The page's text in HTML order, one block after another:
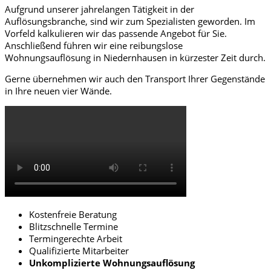
Aufgrund unserer jahrelangen Tätigkeit in der
Auflösungsbranche, sind wir zum Spezialisten geworden. Im
Vorfeld kalkulieren wir das passende Angebot für Sie.
Anschließend führen wir eine reibungslose
Wohnungsauflösung in Niedernhausen in kürzester Zeit durch.
Gerne übernehmen wir auch den Transport Ihrer Gegenstände
in Ihre neuen vier Wände.
Kostenfreie Beratung
Blitzschnelle Termine
Termingerechte Arbeit
Qualifizierte Mitarbeiter
Unkomplizierte Wohnungsauflösung